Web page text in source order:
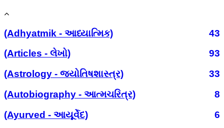
(Adhyatmik - આધ્યાત્મિક)
43
(Articles - લેખો)
93
(Astrology - જ્યોતિષશાસ્ત્ર)
33
(Autobiography - આત્મચરિત્ર)
8
(Ayurved - આયૂર્વેદ)
6